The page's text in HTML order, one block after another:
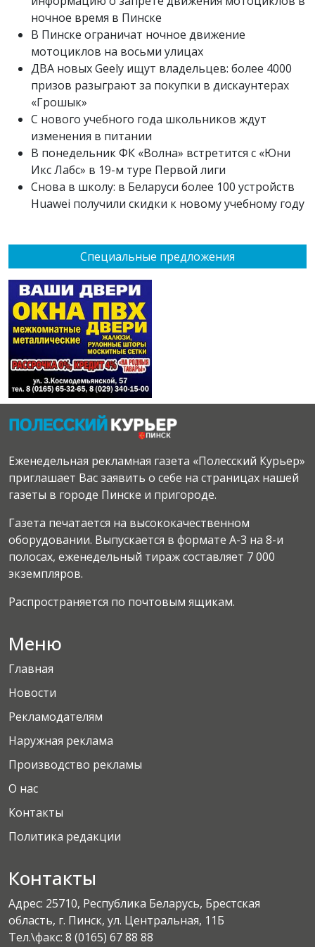
Специальные предложения
ночное время в Пинске
В Пинске ограничат ночное движение
мотоциклов на восьми улицах
ДВА новых Geely ищут владельцев: более 4000
призов разыграют за покупки в дискаунтерах
«Грошык»
С нового учебного года школьников ждут
изменения в питании
В понедельник ФК «Волна» встретится с «Юни
Икс Лабс» в 19-м туре Первой лиги
Снова в школу: в Беларуси более 100 устройств
Huawei получили скидки к новому учебному году
Еженедельная рекламная газета «Полесский Курьер»
приглашает Вас заявить о себе на страницах нашей
газеты в городе Пинске и пригороде.
Газета печатается на высококачественном
оборудовании. Выпускается в формате А-3 на 8-и
полосах, еженедельный тираж составляет 7 000
экземпляров.
Распространяется по почтовым ящикам.
Меню
Главная
Новости
Рекламодателям
Наружная реклама
Производство рекламы
О нас
Контакты
Политика редакции
Контакты
Адрес: 25710, Республика Беларусь, Брестская
область, г. Пинск, ул. Центральная, 11Б
Тел.\факс: 8 (0165) 67 88 88